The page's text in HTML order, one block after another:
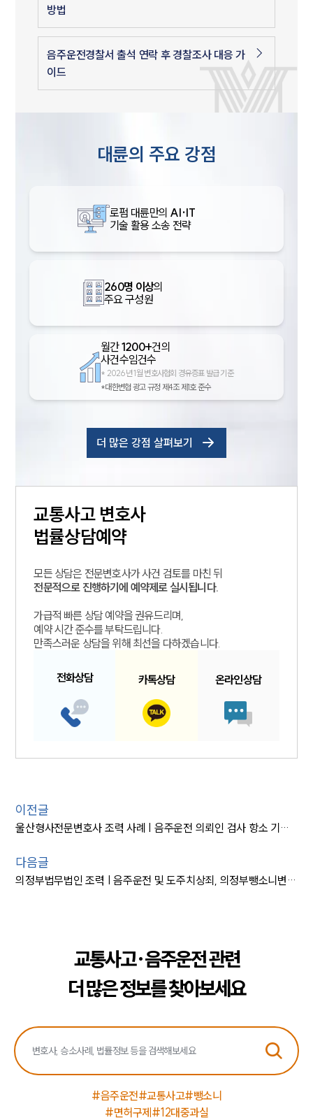
방법
음주운전경찰서 출석 연락 후 경찰조사 대응 가
이드
대륜의 주요 강점
로펌 대륜만의 AI·IT
기술 활용 소송 전략
260명 이상의
주요 구성원
월간1200+건의
사건수임건수
* 2026년 1월 변호사협회 경유증표 발급 기준
*대한변협 광고 규정 제4조 제1호 준수
더 많은 강점 살펴보기
교통사고변호사
법률상담예약
모든 상담은 전문변호사가 사건 검토를 마친 뒤
전문적으로 진행하기에 예약제로 실시됩니다.
가급적 빠른 상담 예약을 권유드리며,
예약 시간 준수를 부탁드립니다.
만족스러운 상담을 위해 최선을 다하겠습니다.
전화상담 카톡상담 온라인상담
이전글
울산형사전문변호사 조력 사례 | 음주운전 의뢰인 검사 항소 기각해 ‘처벌 방어’ 성공
다음글
의정부법무법인 조력 | 음주운전 및 도주치상죄, 의정부뺑소니변호사 조력으로 ‘집행유예’ 방어
교통사고·음주운전 관련
더 많은 정보를 찾아보세요
#음주운전#교통사고#뺑소니
#면허구제#12대중과실